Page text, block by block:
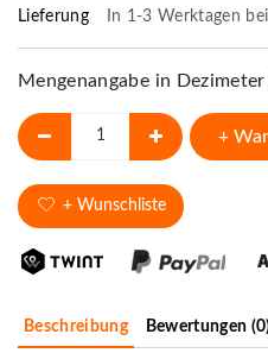
Lieferung In 1-3 Werktagen
Mengenangabe in
+
+ Wunschliste
Beschreibung Bewertungen